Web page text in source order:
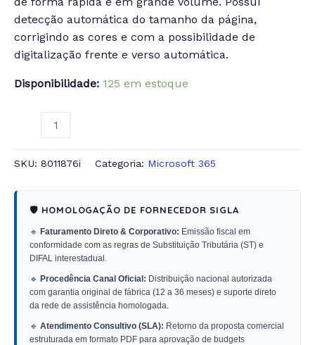
detecção automática do tamanho da página,
corrigindo as cores e com a possibilidade de
digitalização frente e verso automática.
Disponibilidade: 125 em estoque
SKU: 8011876i Categoria: Microsoft 365
🛡️ HOMOLOGAÇÃO DE FORNECEDOR SIGLA
🔹 Faturamento Direto & Corporativo: Emissão fiscal em
conformidade com as regras de Substituição Tributária (ST) e
DIFAL interestadual.
🔹 Procedência Canal Oficial: Distribuição nacional autorizada
com garantia original de fábrica (12 a 36 meses) e suporte direto
da rede de assistência homologada.
🔹 Atendimento Consultivo (SLA): Retorno da proposta comercial
estruturada em formato PDF para aprovação de budgets